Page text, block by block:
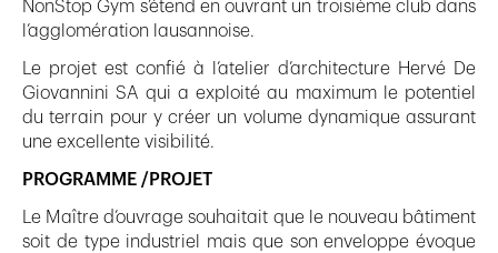
NonStop Gym s’étend en ouvrant un troisième club dans
l’agglomération lausannoise.
Le projet est confié à l’atelier d’architecture Hervé De
Giovannini SA qui a exploité au maximum le potentiel
du terrain pour y créer un volume dynamique assurant
une excellente visibilité.
PROGRAMME /PROJET
Le Maître d’ouvrage souhaitait que le nouveau bâtiment
soit de type industriel mais que son enveloppe évoque